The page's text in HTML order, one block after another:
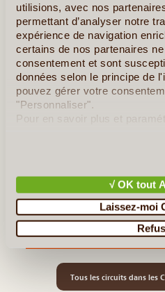
utilisions, avec nos
permettant d’analyser notre
expérience de navigation
certains de nos partenaires
consentement et sont
données selon le principe de
pouvez gérer votre
"Personnaliser".
Pour en savoir plus et
√ OK tout
Laissez-moi
8J/7N
Chios, située aux portes de
connue, et c’est tant mieux ! A
de la Turquie, une destination
qui connaissent déjà la Grèce et
Séjour à Santorin, le
Un Voyage en
Tous les circuits dans les